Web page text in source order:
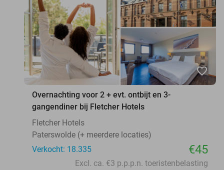
favorite_border
Overnachting voor 2 + evt. ontbijt en 3-
gangendiner bij Fletcher Hotels
Fletcher Hotels
Paterswolde (+ meerdere locaties)
Verkocht: 18.335
€45
Excl. ca. €3 p.p.p.n. toeristenbelasting